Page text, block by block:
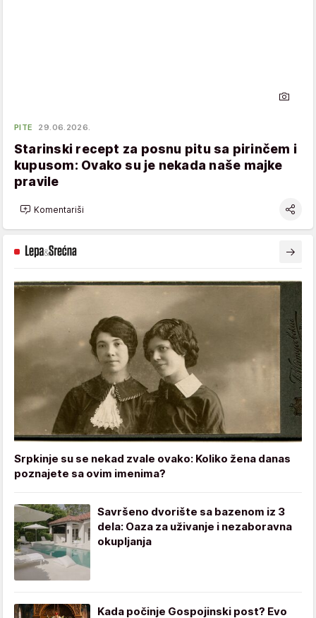
PITE 29.06.2026.
Starinski recept za posnu pitu sa pirinčem i
kupusom: Ovako su je nekada naše majke
pravile
Komentariši
Srpkinje su se nekad zvale ovako: Koliko žena danas
poznajete sa ovim imenima?
Savršeno dvorište sa bazenom iz 3
dela: Oaza za uživanje i nezaboravna
okupljanja
Kada počinje Gospojinski post? Evo